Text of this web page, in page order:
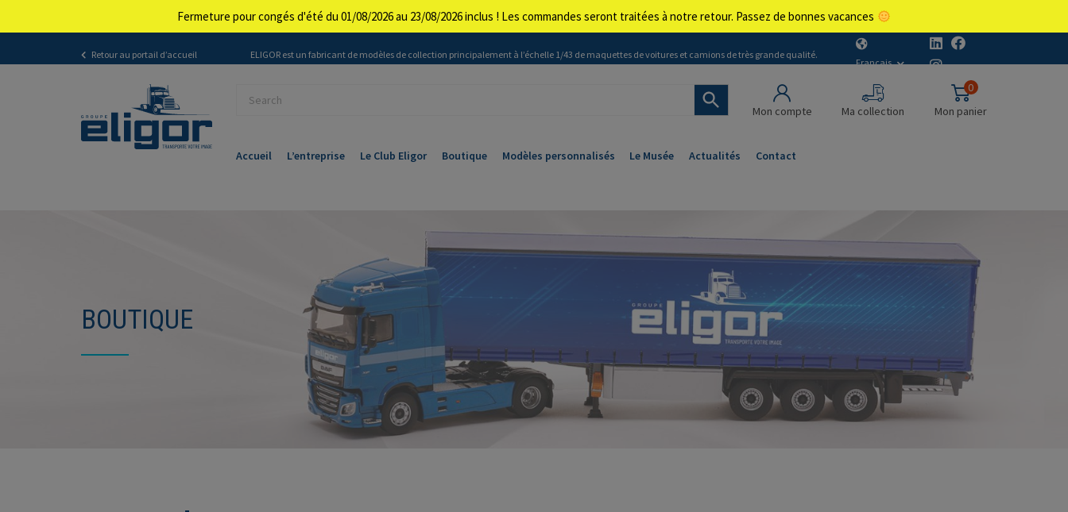
Retour au portail d’accueil ELIGOR est un fabricant de modèles de collection principalement à l’échelle 1/43 de maquettes de voitures et camions de très grande qualité.
Français
Mon compte Ma collection
0
Mon panier
Accueil L’entreprise Le Club Eligor Boutique Modèles personnalisés Le Musée Actualités Contact
BOUTIQUE
Fermeture pour congés d'été du 01/08/2026 au 23/08/2026 inclus ! Les commandes seront traitées à notre retour. Passez de bonnes vacances